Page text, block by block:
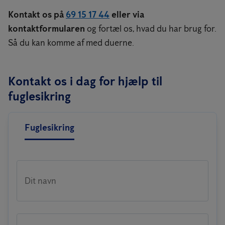
Kontakt os på 69 15 17 44 eller via
kontaktformularen og fortæl os, hvad du har brug for.
Så du kan komme af med duerne.
Kontakt os i dag for hjælp til
fuglesikring
Fuglesikring
Dit navn